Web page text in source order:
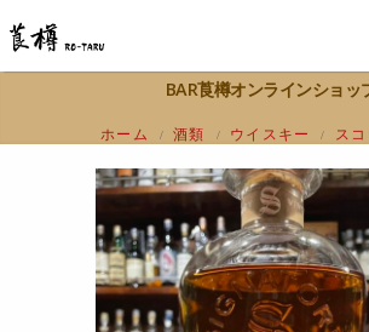
BAR莨樽オンラインショッ
ホーム / 酒類 / ウイスキー /
ス
年 シグナトリー カスクストレン
ション